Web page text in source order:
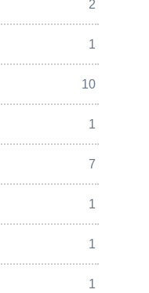
2
1
10
1
7
1
1
1